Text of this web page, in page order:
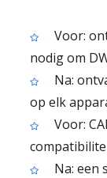
Voor:
nodig om
Na:
op elk
Voor:
Na: een